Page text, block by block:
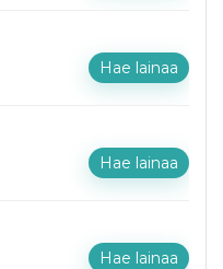
Hae lainaa
Hae lainaa
Hae lainaa